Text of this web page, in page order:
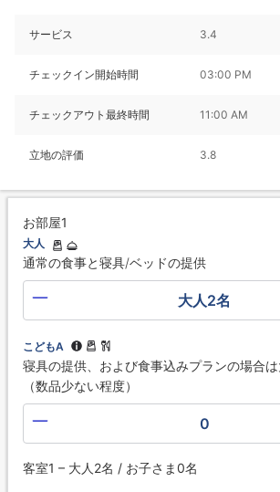
サービス 3.4
チェックイン開始時間 03:00 PM
チェックアウト最終時間 11:00 AM
立地の評価 3.8
お部屋1
大人
通常の食事と寝具/ベッドの提供
大人2名
こどもA
寝具の提供、および食事込みプランの場合
（数品少ない程度）
0
客室1 – 大人2名 / お子さま0名